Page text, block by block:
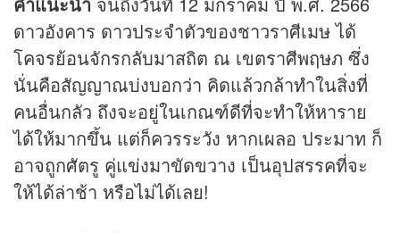
ดาวอังคาร ดาวประจำตัวของชาวราศีเมษ ได้
โคจรย้อนจักรกลับมาสถิต ณ เขตราศีพฤษภ ซึ่ง
นั่นคือสัญญาณบ่งบอกว่า คิดแล้วกล้าทำในสิ่งที่
คนอื่นกลัว ถึงจะอยู่ในเกณฑ์ดีที่จะทำให้หาราย
ได้ให้มากขึ้น แต่ก็ควรระวัง หากเผลอ ประมาท ก็
อาจถูกศัตรู คู่แข่งมาขัดขวาง เป็นอุปสรรคที่จะ
ให้ได้ล่าช้า หรือไม่ได้เลย!